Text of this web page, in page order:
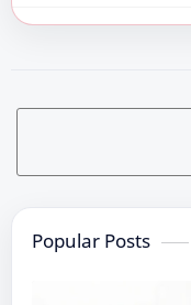
Popular Posts